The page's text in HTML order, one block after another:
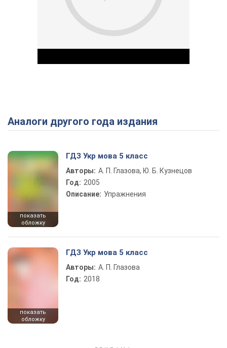
Play Video
Аналоги другого года издания
показать
обложку
ГДЗ Укр мова 5 класс
Авторы: А. П. Глазова, Ю. Б. Кузнецов
Год: 2005
Описание: Упражнения
показать
обложку
ГДЗ Укр мова 5 класс
Авторы: А. П. Глазова
Год: 2018